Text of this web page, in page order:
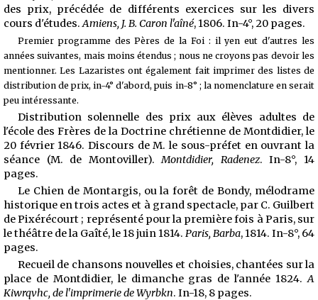
des prix, précédée de différents exercices sur les divers
cours d'études.Amiens, J. B. Caron l'aîné, 1806. In-4°, 20 pages.
Premier programme des Pères de la Foi : il yen eut d'autres les
années suivantes, mais moins étendus ; nous ne croyons pas devoir les
mentionner. Les Lazaristes ont également fait imprimer des listes de
distribution de prix, in-4° d'abord, puis in-8° ; la nomenclature en serait
peu intéressante.
Distribution solennelle des prix aux élèves adultes de
l'école des Frères de la Doctrine chrétienne de Montdidier, le
20 février 1846. Discours de M. le sous-préfet en ouvrant la
séance (M. de Montoviller).Montdidier, Radenez. In-8°, 14
pages.
Le Chien de Montargis, ou la forêt de Bondy, mélodrame
historique en trois actes et à grand spectacle, par C. Guilbert
de Pixérécourt ; représenté pour la première fois à Paris, sur
le théâtre de la Gaîté, le 18 juin 1814. Paris, Barba, 1814. In-8°, 64
pages.
Recueil de chansons nouvelles et choisies, chantées sur la
place de Montdidier, le dimanche gras de l'année 1824.A
Kiwrqvhc, de l'imprimerie de Wyrbkn. In-18, 8 pages.